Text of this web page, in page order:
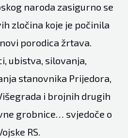
naroda zasigurno se
zločina koje je počinila
porodica žrtava.
ubistva, silovanja,
stanovnika Prijedora,
i brojnih drugih
grobnice… svjedoče o
RS.